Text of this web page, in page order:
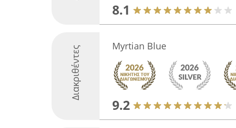
8.1
Διακριθέντες Myrtian Blue
9.2